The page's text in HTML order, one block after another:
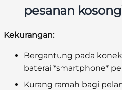
pesanan
Kekurangan:
Bergantung pada
baterai *smartphone*
Kurang ramah bagi